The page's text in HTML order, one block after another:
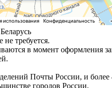
не требуется.
в момент оформления
Почты России, и
городов России.